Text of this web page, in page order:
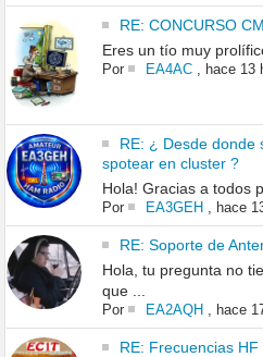
RE: CONCURSO
Eres un tío muy
Por EA4AC, hace 13
RE: ¿ Desde donde
spotear en cluster ?
Hola! Gracias a todos
Por EA3GEH, hace
RE: Soporte de
Hola, tu pregunta no
que ...
Por EA2AQH, hace
RE: Frecuencias